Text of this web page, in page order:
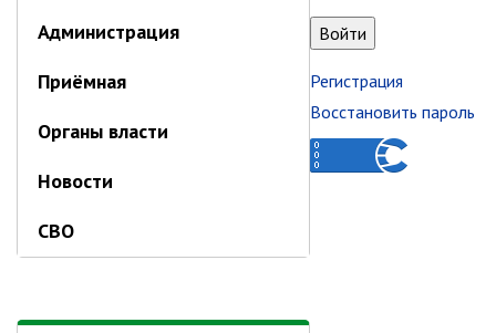
Управление образования
Опека и попечительство
Управление ЖКК
службы
Капитальный ремонт
Администрация
Приёмная
Органы власти
Новости
СВО
Регистрация
Восстановить пароль